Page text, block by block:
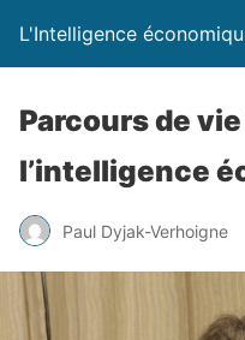
L'Intelligence
Parcours de
l’intelligence
Paul Dyjak-Verhoigne